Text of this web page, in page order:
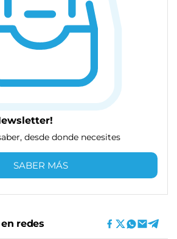
desde donde necesites
SABER MÁS
redes